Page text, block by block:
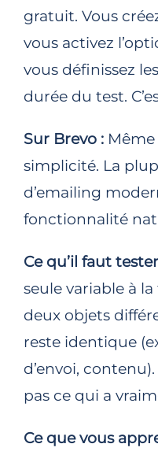
gratuit. Vous
vous activez
vous définissez
durée du test.
Sur Brevo :Même
simplicité. La
d’emailing
fonctionnalité
Ce qu’il faut
seule variable à
deux objets
reste identique
d’envoi,
pas ce qui a
Ce que vous